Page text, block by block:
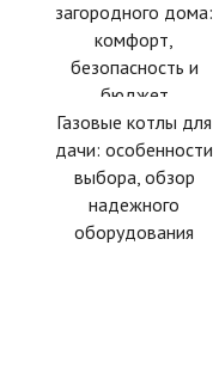
загородного дома:
комфорт,
безопасность и
бюджет
Газовые котлы для
дачи: особенности
выбора, обзор
надежного
оборудования